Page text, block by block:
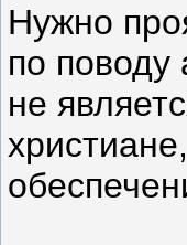
Нужно
по поводу
не